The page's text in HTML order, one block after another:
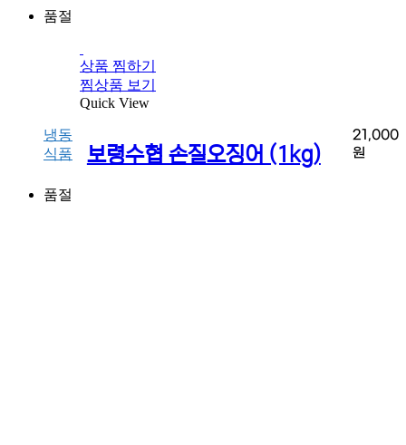
품절
상품 찜하기
찜상품 보기
Quick View
냉동
식품
보령수협 손질오징어 (1kg)
21,000
원
품절